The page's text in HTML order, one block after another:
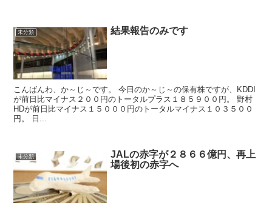
未分類 結果報告のみです
こんばんわ、か～じ～です。 今日のか～じ～の保有株ですが、KDDI
が前日比マイナス２００円のトータルプラス１８５９００円。 野村
HDが前日比マイナス１５０００円のトータルマイナス１０３５００
円。 日...
未分類
JALの赤字が２８６６億円、再上
場後初の赤字へ